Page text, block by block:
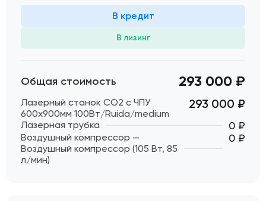
В кредит
В лизинг
Общая стоимость 293 000 ₽
Лазерный станок CO2 c ЧПУ
600х900мм 100Вт/Ruida/medium
293 000 ₽
Лазерная трубка 0 ₽
Воздушный компрессор —
Воздушный компрессор (105 Вт, 85
л/мин)
0 ₽